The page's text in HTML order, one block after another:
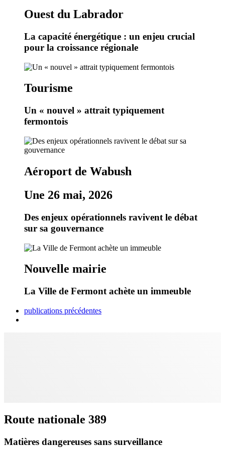
Ouest du Labrador
La capacité énergétique : un enjeu crucial
pour la croissance régionale
Tourisme
Un « nouvel » attrait typiquement
fermontois
Aéroport de Wabush
Une 26 mai, 2026
Des enjeux opérationnels ravivent le débat
sur sa gouvernance
Nouvelle mairie
La Ville de Fermont achète un immeuble
publications précédentes
Route nationale 389
Matières dangereuses sans surveillance